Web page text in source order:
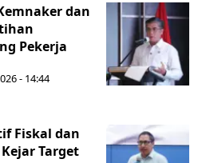
dan
Pekerja
- 14:44
Fiskal dan
Target